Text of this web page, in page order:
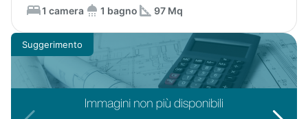
1 camera
1 bagno 97 Mq
Suggerimento